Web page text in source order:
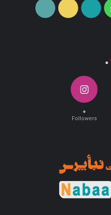
واتس
آپارات ایتا
۰
۰
Followers